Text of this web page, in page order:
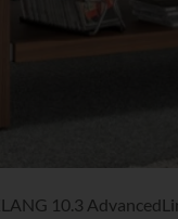
10.3